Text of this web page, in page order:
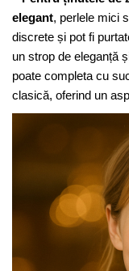
elegant, perlele mici
discrete și pot fi
un strop de eleganță
poate completa cu
clasică, oferind un